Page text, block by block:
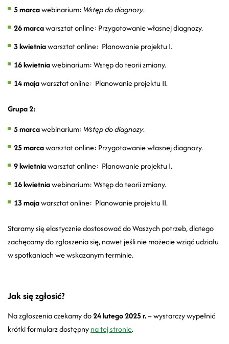
5 marcawebinarium: Wstęp do diagnozy.
26 marcawarsztat online: Przygotowanie własnej diagnozy.
3 kwietniawarsztat online: Planowanie projektu I.
16 kwietniawebinarium: Wstęp do teorii zmiany.
14 majawarsztat online: Planowanie projektu II.
Grupa 2:
5 marcawebinarium: Wstęp do diagnozy.
25 marcawarsztat online: Przygotowanie własnej diagnozy.
9 kwietniawarsztat online: Planowanie projektu I.
16 kwietniawebinarium: Wstęp do teorii zmiany.
13 majawarsztat online: Planowanie projektu II.
Staramy się elastycznie dostosować do Waszych potrzeb, dlatego
zachęcamy do zgłoszenia się, nawet jeśli nie możecie wziąć udziału
w spotkaniach we wskazanym terminie.
Jak się zgłosić?
Na zgłoszenia czekamy do24 lutego 2025 r.– wystarczy wypełnić
krótki formularz dostępnyna tej stronie.